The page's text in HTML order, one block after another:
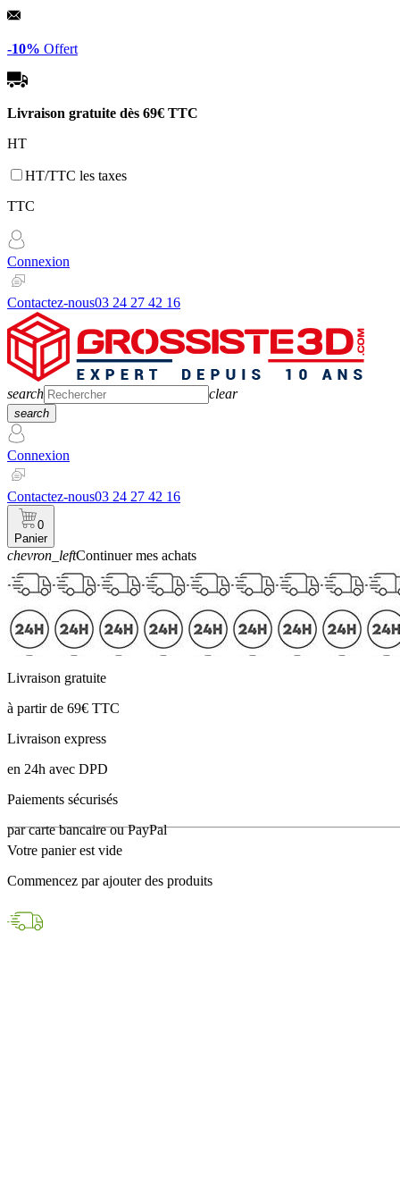
Panneau de gestion des cookies
-10% Offert
Livraison gratuite dès 69€ TTC
HT
HT/TTC les taxes
TTC
Connexion
Contactez-nous03 24 27 42 16
search clear
search
Connexion
Contactez-nous03 24 27 42 16
0
Panier
chevron_leftContinuer mes achats
Panier
Livraison gratuite
à partir de 69€ TTC
Livraison express
en 24h avec DPD
Paiements sécurisés
par carte bancaire ou PayPal
Votre panier est vide
Commencez par ajouter des produits